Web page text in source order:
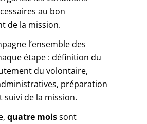
au bon
de la mission.
l’ensemble des
étape : définition du
du volontaire,
préparation
suivi de la mission.
quatre moissont